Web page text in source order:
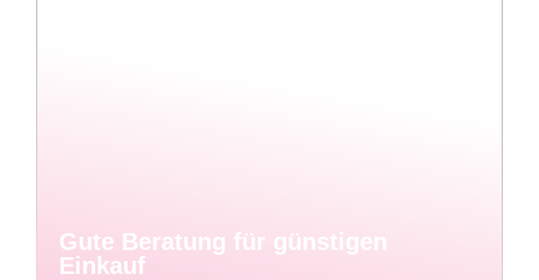
Gute Beratung für günstigen
Einkauf